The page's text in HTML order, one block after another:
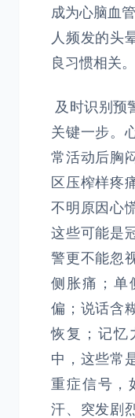
成为心脑血
人频发的头
良习惯相关。
及时识别预
关键一步。
常活动后胸
区压榨样疼
不明原因心
这些可能是
警更不能忽
侧胀痛；单
偏；说话含
恢复；记忆
中，这些常
重症信号，
汗、突发剧